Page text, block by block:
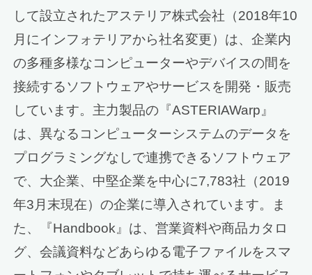
して設立されたアステリア株式会社（2018年10
月にインフォテリアから社名変更）は、企業内
の多種多様なコンピューターやデバイスの間を
接続するソフトウェアやサービスを開発・販売
しています。主力製品の『ASTERIAWarp』
は、異なるコンピューターシステムのデータを
プログラミングなしで連携できるソフトウェア
で、大企業、中堅企業を中心に7,783社（2019
年3月末現在）の企業に導入されています。ま
た、『Handbook』は、営業資料や商品カタロ
グ、会議資料などあらゆる電子ファイルをスマ